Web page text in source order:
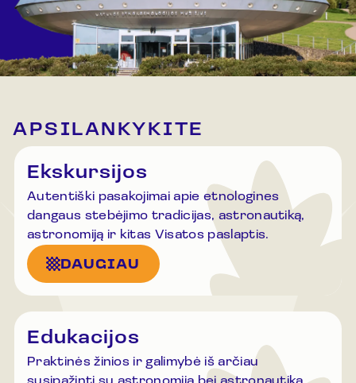
APSILANKYKITE
Ekskursijos
Autentiški pasakojimai apie etnologines
dangaus stebėjimo tradicijas, astronautiką,
astronomiją ir kitas Visatos paslaptis.
DAUGIAU
Edukacijos
Praktinės žinios ir galimybė iš arčiau